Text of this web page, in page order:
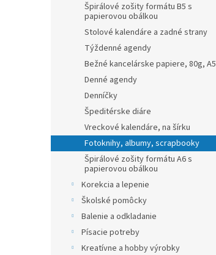
Špirálové zošity formátu B5 s
papierovou obálkou
Stolové kalendáre a zadné strany
Týždenné agendy
Bežné kancelárske papiere, 80g, A5
Denné agendy
Denníčky
Špeditérske diáre
Vreckové kalendáre, na šírku
Fotoknihy, albumy, scrapbooky
Špirálové zošity formátu A6 s
papierovou obálkou
Korekcia a lepenie
Školské pomôcky
Balenie a odkladanie
Písacie potreby
Kreatívne a hobby výrobky